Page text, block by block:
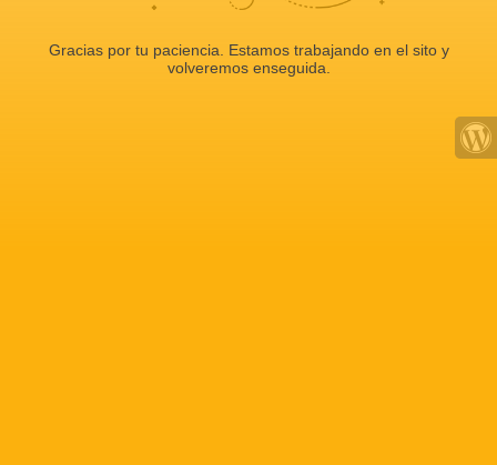
Gracias por tu paciencia. Estamos trabajando en el sito y
volveremos enseguida.